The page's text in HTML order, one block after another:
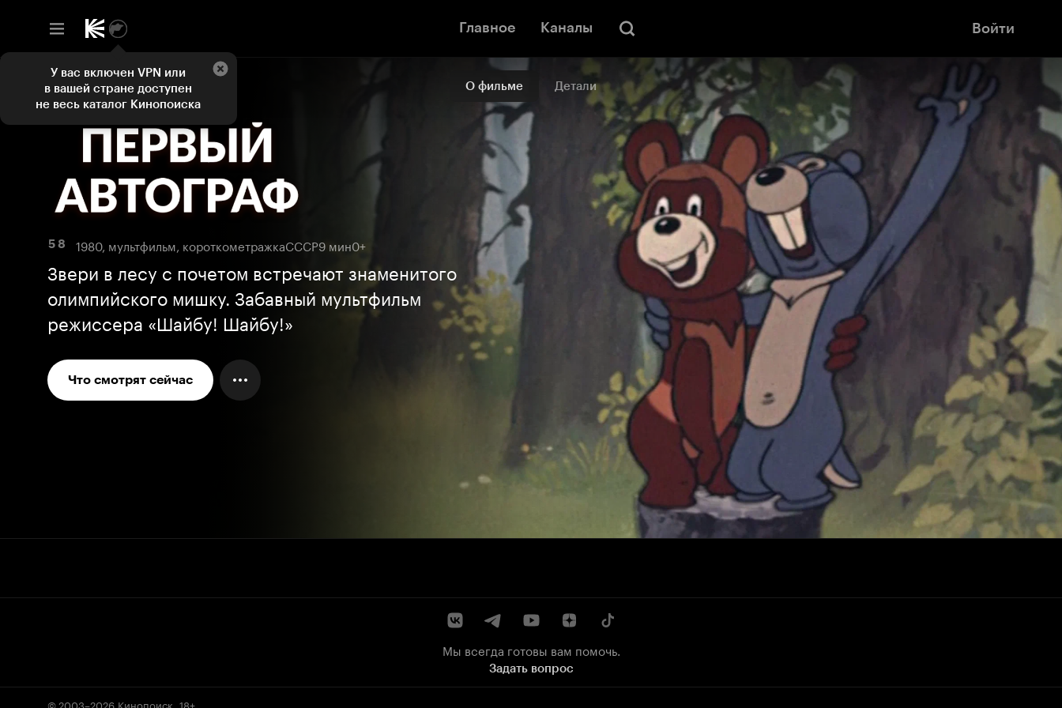
Главное Каналы Войти
О фильме Детали
5 8 1980, мультфильм, короткометражкаСССР9 мин0+
Звери в лесу с почетом встречают знаменитого
олимпийского мишку. Забавный мультфильм
режиссера «Шайбу! Шайбу!»
Что смотрят сейчас
Мы всегда готовы вам помочь.
Задать вопрос
© 2003–2026 Кинопоиск 18+
У вас включен VPN или
в вашей стране доступен
не весь каталог Кинопоиска